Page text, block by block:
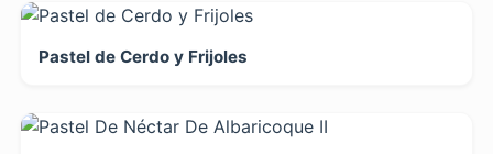
Pastel de Cerdo y Frijoles